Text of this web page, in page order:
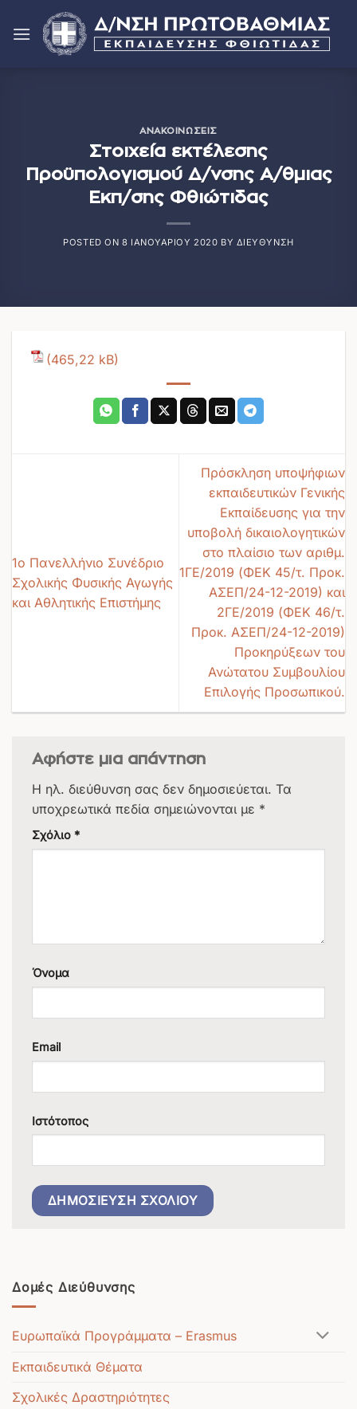
Μετάβαση
στο
περιεχόμενο
ΑΝΑΚΟΙΝΏΣΕΙΣ
Στοιχεία εκτέλεσης
Προϋπολογισμού Δ/νσης Α/θμιας
Εκπ/σης Φθιώτιδας
POSTED ON 8 ΙΑΝΟΥΑΡΊΟΥ 2020 BY ΔΙΕΎΘΥΝΣΗ
Δομές Διεύθυνσης
Ευρωπαϊκά Προγράμματα – Erasmus
Εκπαιδευτικά Θέματα
Σχολικές Δραστηριότητες
1ο Πανελλήνιο Συνέδριο
Σχολικής Φυσικής Αγωγής
και Αθλητικής Επιστήμης
Πρόσκληση υποψήφιων
εκπαιδευτικών Γενικής
Εκπαίδευσης για την
υποβολή δικαιολογητικών
στο πλαίσιο των αριθμ.
1ΓΕ/2019 (ΦΕΚ 45/τ. Προκ.
ΑΣΕΠ/24-12-2019) και
2ΓΕ/2019 (ΦΕΚ 46/τ.
Προκ. ΑΣΕΠ/24-12-2019)
Προκηρύξεων του
Ανώτατου Συμβουλίου
Επιλογής Προσωπικού.
Αφήστε μια απάντηση
Η ηλ. διεύθυνση σας δεν δημοσιεύεται. Τα
υποχρεωτικά πεδία σημειώνονται με *
Σχόλιο *
Όνομα
Email
Ιστότοπος